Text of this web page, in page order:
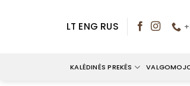
LT ENG RUS
KALĖDINĖS PREKĖS